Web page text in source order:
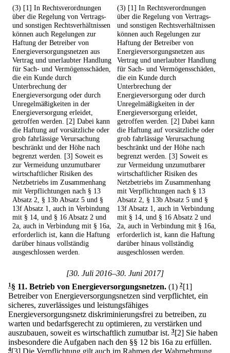
(3) [1] In Rechtsverordnungen
über die Regelung von Vertrags-
und sonstigen Rechtsverhältnissen
können auch Regelungen zur
Haftung der Betreiber von
Energieversorgungsnetzen aus
Vertrag und unerlaubter Handlung
für Sach- und Vermögensschäden,
die ein Kunde durch
Unterbrechung der
Energieversorgung oder durch
Unregelmäßigkeiten in der
Energieversorgung erleidet,
getroffen werden. [2] Dabei kann
die Haftung auf vorsätzliche oder
grob fahrlässige Verursachung
beschränkt und der Höhe nach
begrenzt werden. [3] Soweit es
zur Vermeidung unzumutbarer
wirtschaftlicher Risiken des
Netzbetriebs im Zusammenhang
mit Verpflichtungen nach § 13
Absatz 2, § 13b Absatz 5 und §
13f Absatz 1, auch in Verbindung
mit § 14, und § 16 Absatz 2 und
2a, auch in Verbindung mit § 16a,
erforderlich ist, kann die Haftung
darüber hinaus vollständig
ausgeschlossen werden.
(3) [1] In Rechtsverordnungen
über die Regelung von Vertrags-
und sonstigen Rechtsverhältnissen
können auch Regelungen zur
Haftung der Betreiber von
Energieversorgungsnetzen aus
Vertrag und unerlaubter Handlung
für Sach- und Vermögensschäden,
die ein Kunde durch
Unterbrechung der
Energieversorgung oder durch
Unregelmäßigkeiten in der
Energieversorgung erleidet,
getroffen werden. [2] Dabei kann
die Haftung auf vorsätzliche oder
grob fahrlässige Verursachung
beschränkt und der Höhe nach
begrenzt werden. [3] Soweit es
zur Vermeidung unzumutbarer
wirtschaftlicher Risiken des
Netzbetriebs im Zusammenhang
mit Verpflichtungen nach § 13
Absatz 2, § 13b Absatz 5 und §
13f Absatz 1, auch in Verbindung
mit § 14, und § 16 Absatz 2 und
2a, auch in Verbindung mit § 16a,
erforderlich ist, kann die Haftung
darüber hinaus vollständig
ausgeschlossen werden.
[30. Juli 2016–30. Juni 2017]
1§ 11. Betrieb von Energieversorgungsnetzen. (1) 2[1]
Betreiber von Energieversorgungsnetzen sind verpflichtet, ein
sicheres, zuverlässiges und leistungsfähiges
Energieversorgungsnetz diskriminierungsfrei zu betreiben, zu
warten und bedarfsgerecht zu optimieren, zu verstärken und
auszubauen, soweit es wirtschaftlich zumutbar ist. 3[2] Sie haben
insbesondere die Aufgaben nach den §§ 12 bis 16a zu erfüllen.
4